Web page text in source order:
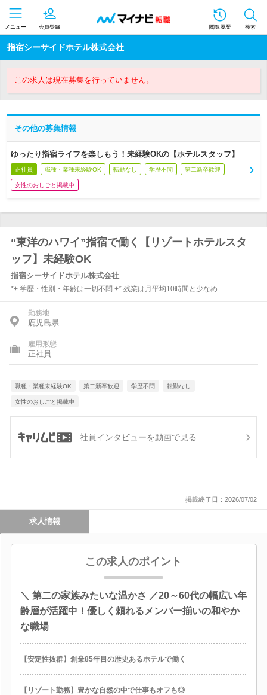
メニュー 会員登録 閲覧履歴 検索
指宿シーサイドホテル株式会社
この求人は現在募集を行っていません。
その他の募集情報
ゆったり指宿ライフを楽しもう！未経験OKの【ホテルスタッフ】
正社員 職種・業種未経験OK 転勤なし 学歴不問 第二新卒歓迎
女性のおしごと掲載中
“東洋のハワイ”指宿で働く【リゾートホテルスタ
ッフ】未経験OK
指宿シーサイドホテル株式会社
*+ 学歴・性別・年齢は一切不問 +* 残業は月平均10時間と少なめ
勤務地
鹿児島県
雇用形態
正社員
職種・業種未経験OK 第二新卒歓迎 学歴不問 転勤なし
女性のおしごと掲載中
社員インタビューを動画で見る
掲載終了日：2026/07/02
求人情報
この求人のポイント
＼ 第二の家族みたいな温かさ ／20～60代の幅広い年
齢層が活躍中！優しく頼れるメンバー揃いの和やか
な職場
【安定性抜群】創業85年目の歴史あるホテルで働く
【リゾート勤務】豊かな自然の中で仕事もオフも◎